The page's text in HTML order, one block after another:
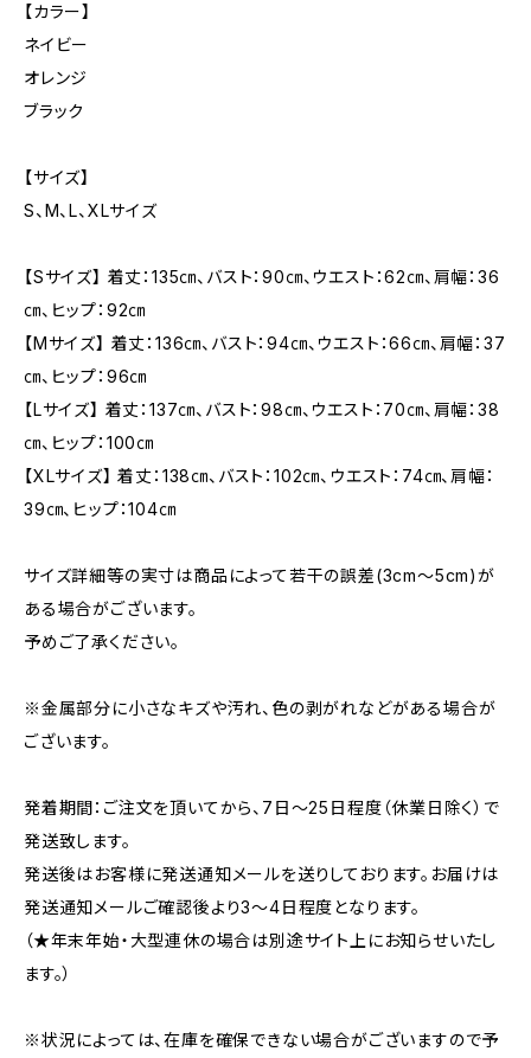
【カラー】
ネイビー
オレンジ
ブラック
【サイズ】
S、M、L、XLサイズ
【Sサイズ】 着丈：135㎝、バスト：90㎝、ウエスト：62㎝、肩幅：36
㎝、ヒップ：92㎝
【Mサイズ】 着丈：136㎝、バスト：94㎝、ウエスト：66㎝、肩幅：37
㎝、ヒップ：96㎝
【Lサイズ】 着丈：137㎝、バスト：98㎝、ウエスト：70㎝、肩幅：38
㎝、ヒップ：100㎝
【XLサイズ】 着丈：138㎝、バスト：102㎝、ウエスト：74㎝、肩幅：
39㎝、ヒップ：104㎝
サイズ詳細等の実寸は商品によって若干の誤差(3cm〜5cm)が
ある場合がございます。
予めご了承ください。
※金属部分に小さなキズや汚れ、色の剥がれなどがある場合が
ございます。
発着期間：ご注文を頂いてから、7日〜25日程度（休業日除く）で
発送致します。
発送後はお客様に発送通知メールを送りしております。お届けは
発送通知メールご確認後より3〜4日程度となります。
（★年末年始・大型連休の場合は別途サイト上にお知らせいたし
ます。）
※状況によっては、在庫を確保できない場合がございますので予